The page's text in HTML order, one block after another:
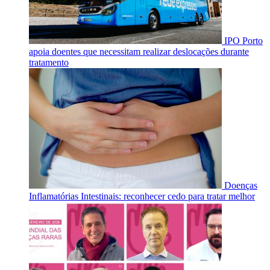
IPO Porto
apoia doentes que necessitam realizar deslocações durante
tratamento
Doenças
Inflamatórias Intestinais: reconhecer cedo para tratar melhor